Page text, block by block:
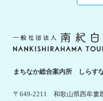
まちなか総合案内所 しらす
〒649-2211 和歌山県西牟婁